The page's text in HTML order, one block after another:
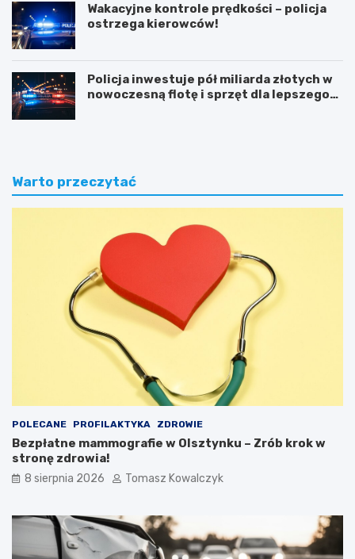
Wakacyjne kontrole prędkości – policja
ostrzega kierowców!
Policja inwestuje pół miliarda złotych w
nowoczesną flotę i sprzęt dla lepszego
Warto przeczytać
POLECANE PROFILAKTYKA ZDROWIE
Bezpłatne mammografie w Olsztynku – Zrób krok w
stronę zdrowia!
8 sierpnia 2026 Tomasz Kowalczyk